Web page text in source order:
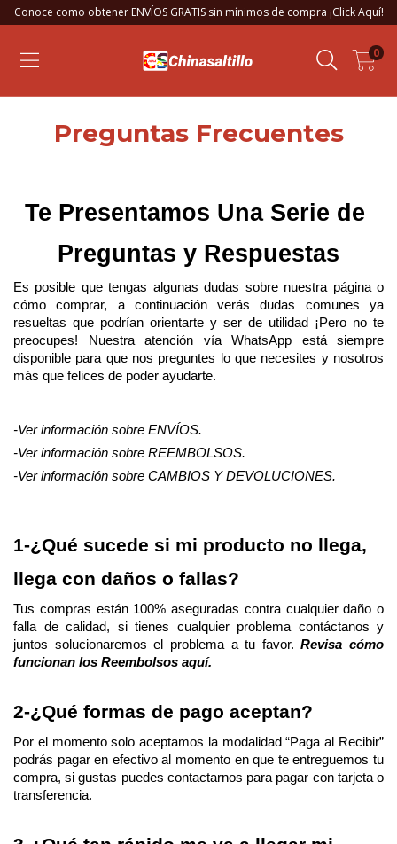
Conoce como obtener ENVÍOS GRATIS sin mínimos de compra ¡Click Aquí!
0
Preguntas Frecuentes
Te Presentamos Una Serie de
Preguntas y Respuestas
Es posible que tengas algunas dudas sobre nuestra página o
cómo comprar, a continuación verás dudas comunes ya
resueltas que podrían orientarte y ser de utilidad ¡Pero no te
preocupes! Nuestra atención vía WhatsApp está siempre
disponible para que nos preguntes lo que necesites y nosotros
más que felices de poder ayudarte.
-Ver información sobre ENVÍOS.
-Ver información sobre REEMBOLSOS.
-Ver información sobre CAMBIOS Y DEVOLUCIONES.
1-¿Qué sucede si mi producto no llega,
llega con daños o fallas?
Tus compras están 100% aseguradas contra cualquier daño o
falla de calidad, si tienes cualquier problema contáctanos y
juntos solucionaremos el problema a tu favor. Revisa cómo
funcionan los Reembolsos aquí.
2-¿Qué formas de pago aceptan?
Por el momento solo aceptamos la modalidad “Paga al Recibir”
podrás pagar en efectivo al momento en que te entreguemos tu
compra, si gustas puedes contactarnos para pagar con tarjeta o
transferencia.